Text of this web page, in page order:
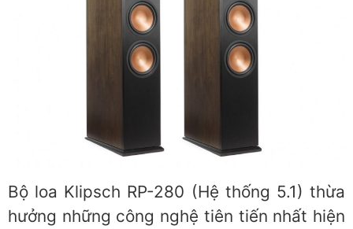
Bộ loa Klipsch RP-280 (Hệ thống 5.1) thừa
hưởng những công nghệ tiên tiến nhất hiện